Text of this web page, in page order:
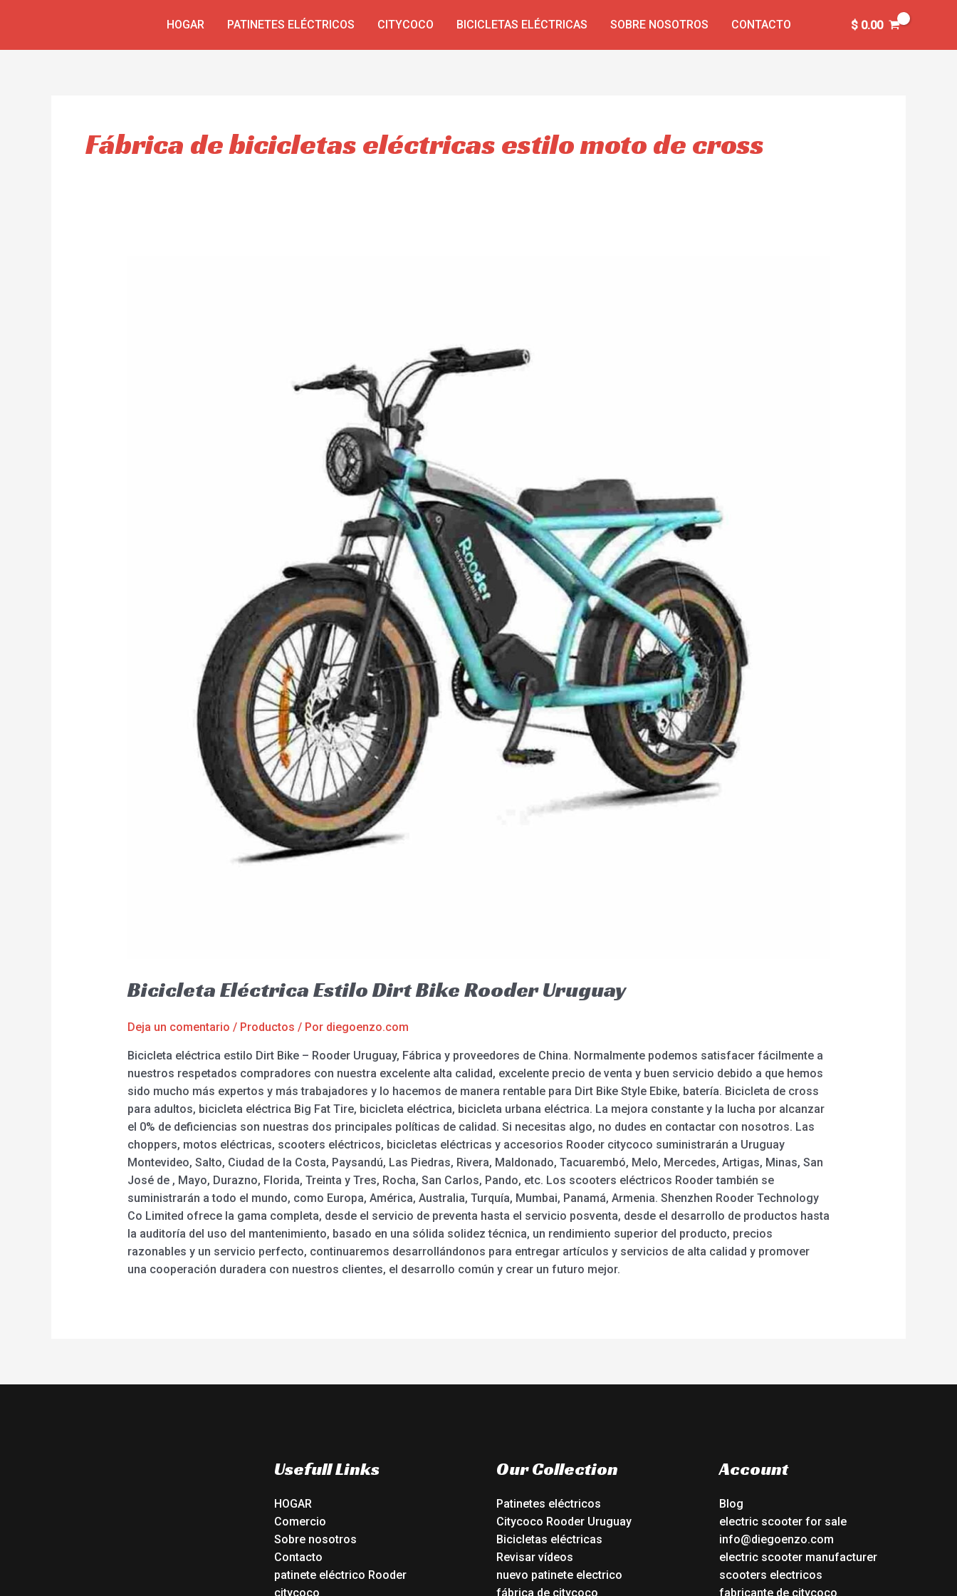
HOGAR PATINETES ELÉCTRICOS CITYCOCO BICICLETAS ELÉCTRICAS SOBRE NOSOTROS CONTACTO $0.00
Fábrica de bicicletas eléctricas estilo moto de cross
Bicicleta Eléctrica Estilo Dirt Bike Rooder Uruguay
Deja un comentario / Productos / Por diegoenzo.com
Bicicleta eléctrica estilo Dirt Bike – Rooder Uruguay, Fábrica y proveedores de China. Normalmente podemos satisfacer fácilmente a
nuestros respetados compradores con nuestra excelente alta calidad, excelente precio de venta y buen servicio debido a que hemos
sido mucho más expertos y más trabajadores y lo hacemos de manera rentable para Dirt Bike Style Ebike, batería. Bicicleta de cross
para adultos, bicicleta eléctrica Big Fat Tire, bicicleta eléctrica, bicicleta urbana eléctrica. La mejora constante y la lucha por alcanzar
el 0% de deficiencias son nuestras dos principales políticas de calidad. Si necesitas algo, no dudes en contactar con nosotros. Las
choppers, motos eléctricas, scooters eléctricos, bicicletas eléctricas y accesorios Rooder citycoco suministrarán a Uruguay
Montevideo, Salto, Ciudad de la Costa, Paysandú, Las Piedras, Rivera, Maldonado, Tacuarembó, Melo, Mercedes, Artigas, Minas, San
José de , Mayo, Durazno, Florida, Treinta y Tres, Rocha, San Carlos, Pando, etc. Los scooters eléctricos Rooder también se
suministrarán a todo el mundo, como Europa, América, Australia, Turquía, Mumbai, Panamá, Armenia. Shenzhen Rooder Technology
Co Limited ofrece la gama completa, desde el servicio de preventa hasta el servicio posventa, desde el desarrollo de productos hasta
la auditoría del uso del mantenimiento, basado en una sólida solidez técnica, un rendimiento superior del producto, precios
razonables y un servicio perfecto, continuaremos desarrollándonos para entregar artículos y servicios de alta calidad y promover
una cooperación duradera con nuestros clientes, el desarrollo común y crear un futuro mejor.
Usefull Links
HOGAR
Comercio
Sobre nosotros
Contacto
patinete eléctrico Rooder
citycoco
Our Collection
Patinetes eléctricos
Citycoco Rooder Uruguay
Bicicletas eléctricas
Revisar vídeos
nuevo patinete electrico
fábrica de citycoco
Account
Blog
electric scooter for sale
info@diegoenzo.com
electric scooter manufacturer
scooters electricos
fabricante de citycoco